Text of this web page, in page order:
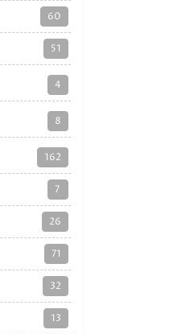
60
51
4
8
162
7
26
71
32
13